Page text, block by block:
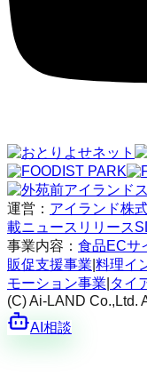
運営： アイランド株
載ニュースリリース
事業内容： 食品ECサ
販促支援事業 料理イ
モーション事業 タイ
(C) Ai-LAND Co.,Ltd.
AI相談